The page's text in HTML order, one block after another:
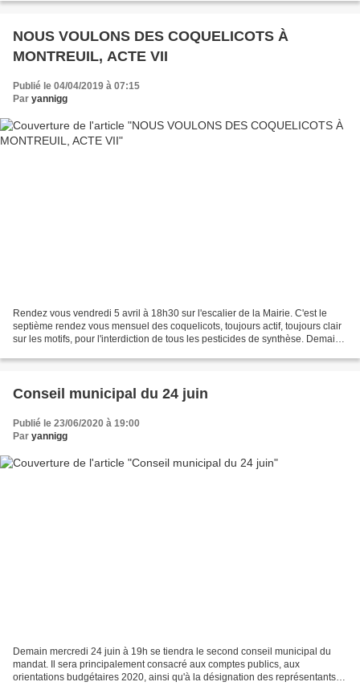
NOUS VOULONS DES COQUELICOTS À
MONTREUIL, ACTE VII
Publié le 04/04/2019 à 07:15
Par yannigg
Rendez vous vendredi 5 avril à 18h30 sur l'escalier de la Mairie. C'est le
septième rendez vous mensuel des coquelicots, toujours actif, toujours clair
sur les motifs, pour l'interdiction de tous les pesticides de synthèse. Demain
Conseil municipal du 24 juin
Publié le 23/06/2020 à 19:00
Par yannigg
Demain mercredi 24 juin à 19h se tiendra le second conseil municipal du
mandat. Il sera principalement consacré aux comptes publics, aux
orientations budgétaires 2020, ainsi qu'à la désignation des représentants